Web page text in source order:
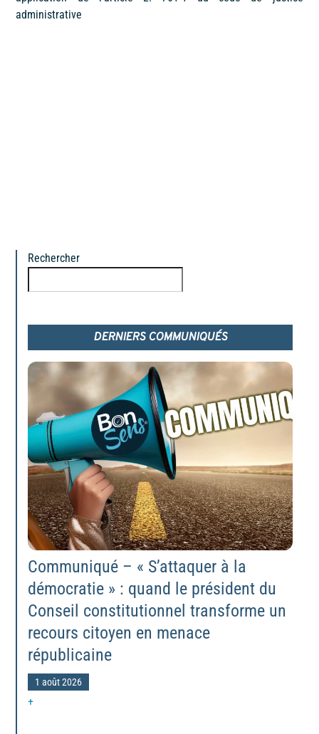
administrative
Rechercher
DERNIERS COMMUNIQUÉS
Communiqué – « S’attaquer à la
démocratie » : quand le président du
Conseil constitutionnel transforme un
recours citoyen en menace
républicaine
1 août 2026
+